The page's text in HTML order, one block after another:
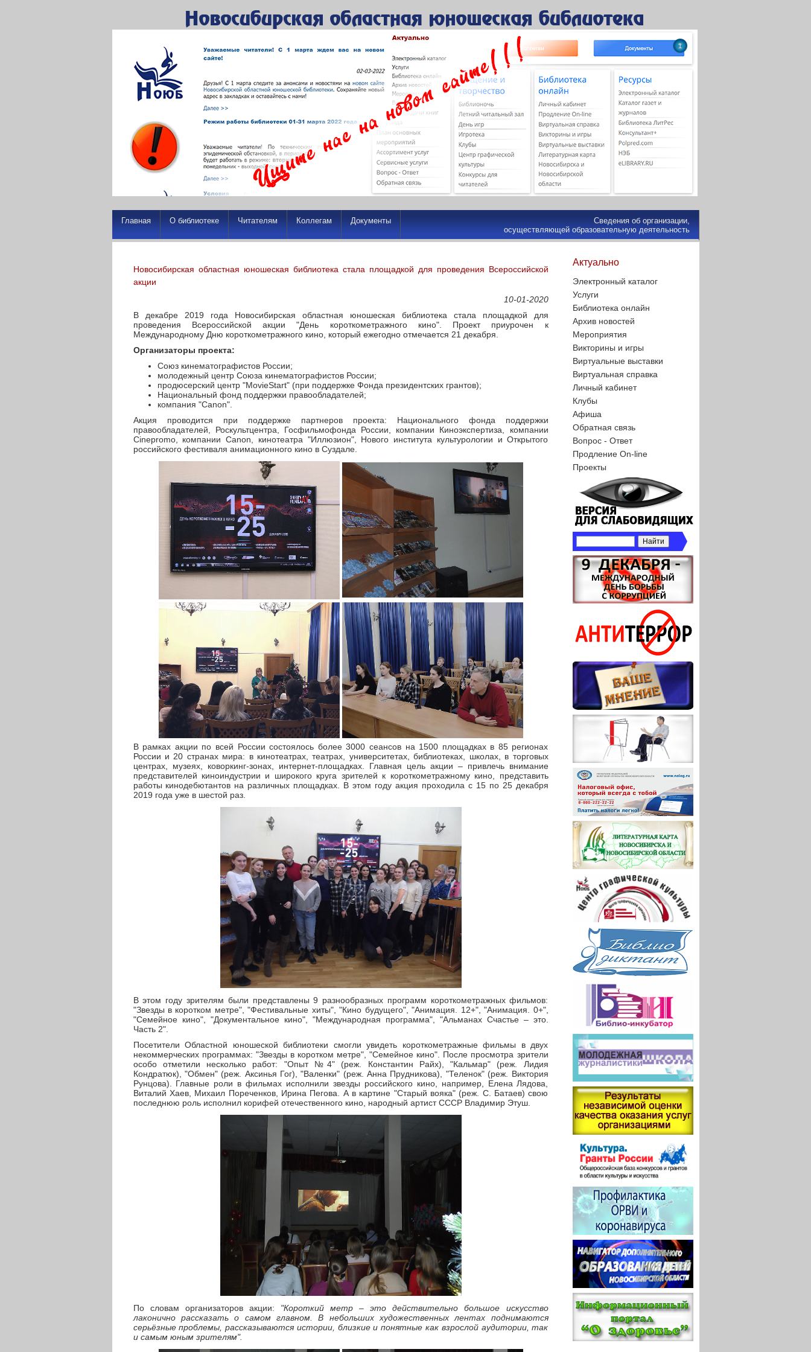
1
Главная О библиотеке Читателям Коллегам Документы
Сведения об организации,
осуществляющей образовательную деятельность
Актуально
Электронный каталог
Услуги
Библиотека онлайн
Архив новостей
Мероприятия
Викторины и игры
Виртуальные выставки
Виртуальная справка
Личный кабинет
Клубы
Афиша
Обратная связь
Вопрос - Ответ
Продление On-line
Проекты
Новосибирская областная юношеская библиотека стала площадкой для проведения Всероссийской
акции
10-01-2020
В декабре 2019 года Новосибирская областная юношеская библиотека стала площадкой для
проведения Всероссийской акции "День короткометражного кино". Проект приурочен к
Международному Дню короткометражного кино, который ежегодно отмечается 21 декабря.
Организаторы проекта:
Союз кинематографистов России;
молодежный центр Союза кинематографистов России;
продюсерский центр "MovieStart" (при поддержке Фонда президентских грантов);
Национальный фонд поддержки правообладателей;
компания "Canon".
Акция проводится при поддержке партнеров проекта: Национального фонда поддержки
правообладателей, Роскультцентра, Госфильмофонда России, компании Киноэкспертиза, компании
Cinepromo, компании Canon, кинотеатра "Иллюзион", Нового института культурологии и Открытого
российского фестиваля анимационного кино в Суздале.
В рамках акции по всей России состоялось более 3000 сеансов на 1500 площадках в 85 регионах
России и 20 странах мира: в кинотеатрах, театрах, университетах, библиотеках, школах, в торговых
центрах, музеях, коворкинг-зонах, интернет-площадках. Главная цель акции – привлечь внимание
представителей киноиндустрии и широкого круга зрителей к короткометражному кино, представить
работы кинодебютантов на различных площадках. В этом году акция проходила с 15 по 25 декабря
2019 года уже в шестой раз.
В этом году зрителям были представлены 9 разнообразных программ короткометражных фильмов:
"Звезды в коротком метре", "Фестивальные хиты", "Кино будущего", "Анимация. 12+", "Анимация. 0+",
"Семейное кино", "Документальное кино", "Международная программа", "Альманах Счастье – это.
Часть 2".
Посетители Областной юношеской библиотеки смогли увидеть короткометражные фильмы в двух
некоммерческих программах: "Звезды в коротком метре", "Семейное кино". После просмотра зрители
особо отметили несколько работ: "Опыт №4" (реж. Константин Райх), "Кальмар" (реж. Лидия
Кондратюк), "Обмен" (реж. Аксинья Гог), "Валенки" (реж. Анна Прудникова), "Теленок" (реж. Виктория
Рунцова). Главные роли в фильмах исполнили звезды российского кино, например, Елена Лядова,
Виталий Хаев, Михаил Пореченков, Ирина Пегова. А в картине "Старый вояка" (реж. С. Батаев) свою
последнюю роль исполнил корифей отечественного кино, народный артист СССР Владимир Этуш.
По словам организаторов акции: "Короткий метр – это действительно большое искусство
лаконично рассказать о самом главном. В небольших художественных лентах поднимаются
серьёзные проблемы, рассказываются истории, близкие и понятные как взрослой аудитории, так
и самым юным зрителям".